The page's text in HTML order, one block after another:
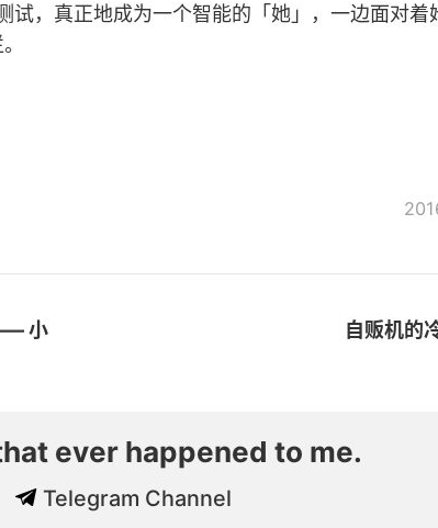
试，真正地成为一个智能的「她」，一边面对着
小
自贩机的
ever happened to me.
Telegram Channel